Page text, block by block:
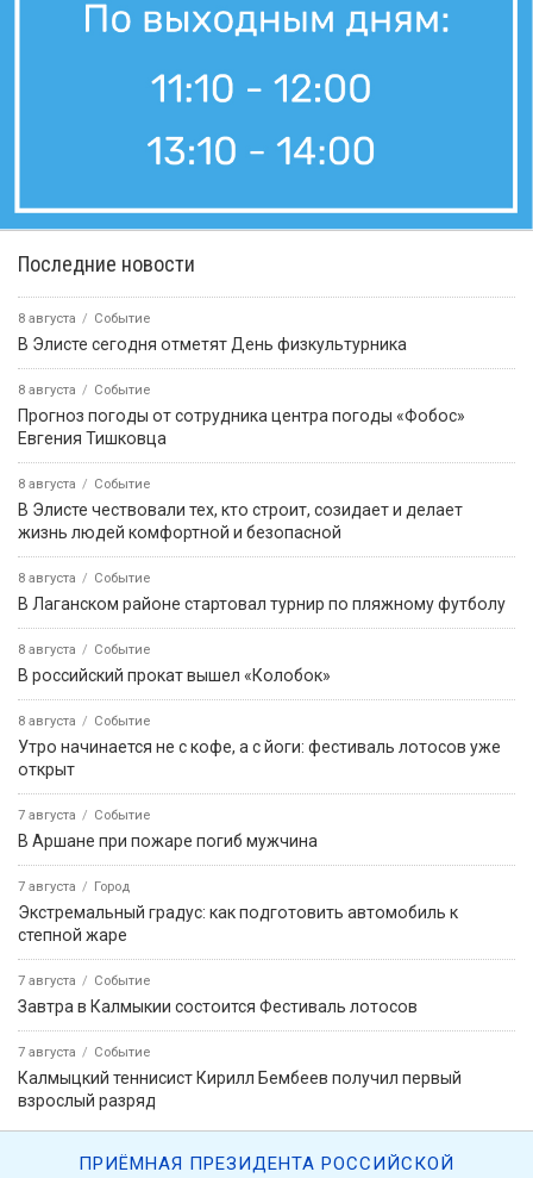
Последние новости
8 августа Событие
В Элисте сегодня отметят День физкультурника
8 августа Событие
Прогноз погоды от сотрудника центра погоды «Фобос»
Евгения Тишковца
8 августа Событие
В Элисте чествовали тех, кто строит, созидает и делает
жизнь людей комфортной и безопасной
8 августа Событие
В Лаганском районе стартовал турнир по пляжному футболу
8 августа Событие
В российский прокат вышел «Колобок»
8 августа Событие
Утро начинается не с кофе, а с йоги: фестиваль лотосов уже
открыт
7 августа Событие
В Аршане при пожаре погиб мужчина
7 августа Город
Экстремальный градус: как подготовить автомобиль к
степной жаре
7 августа Событие
Завтра в Калмыкии состоится Фестиваль лотосов
7 августа Событие
Калмыцкий теннисист Кирилл Бембеев получил первый
взрослый разряд
ПРИЁМНАЯ ПРЕЗИДЕНТА РОССИЙСКОЙ